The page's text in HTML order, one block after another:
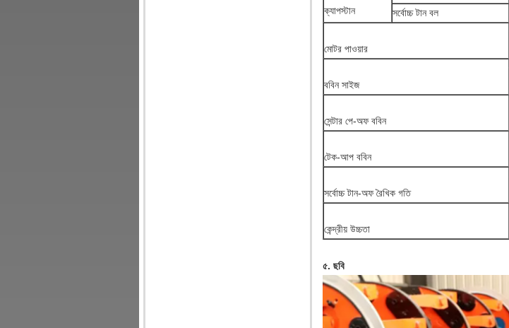
ক্যাপস্টান
সর্বোচ্চ টান বল
মোটর পাওয়ার
ববিন সাইজ
সেন্টার পে-অফ ববিন
টেক-আপ ববিন
সর্বোচ্চ টান-অফ রৈখিক গতি
কেন্দ্রীয় উচ্চতা
৫. ছবি